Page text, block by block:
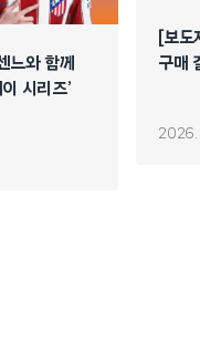
느와 함께
시리즈’
[보
구매
2026.